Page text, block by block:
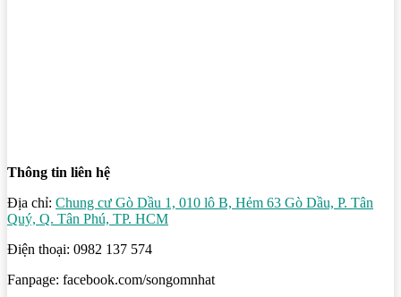
Thông tin liên hệ
Địa chỉ: Chung cư Gò Dầu 1, 010 lô B, Hẻm 63 Gò Dầu, P. Tân
Quý, Q. Tân Phú, TP. HCM
Điện thoại: 0982 137 574
Fanpage: facebook.com/songomnhat